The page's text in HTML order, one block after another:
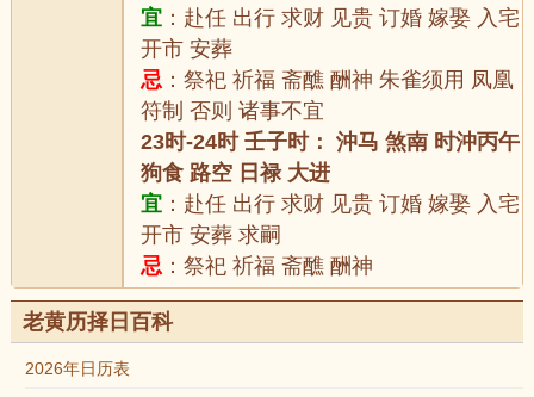
宜 ：赴任 出行 求财 见贵 订婚 嫁娶 入宅
开市 安葬
忌 ：祭祀 祈福 斋醮 酬神 朱雀须用 凤凰
符制 否则 诸事不宜
23时-24时 壬子时： 沖马 煞南 时沖丙午
狗食 路空 日禄 大进
宜 ：赴任 出行 求财 见贵 订婚 嫁娶 入宅
开市 安葬 求嗣
忌 ：祭祀 祈福 斋醮 酬神
老黄历择日百科
2026年日历表